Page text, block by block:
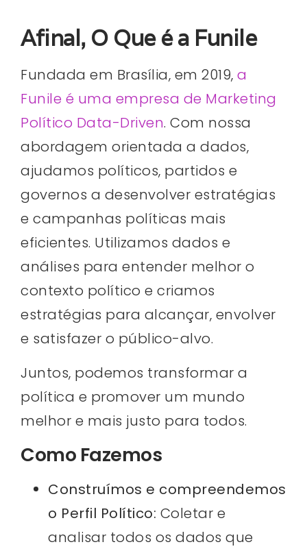
Afinal, O Que é a Funile
Fundada em Brasília, em 2019, a
Funile é uma empresa de Marketing
Político Data-Driven. Com nossa
abordagem orientada a dados,
ajudamos políticos, partidos e
governos a desenvolver estratégias
e campanhas políticas mais
eficientes. Utilizamos dados e
análises para entender melhor o
contexto político e criamos
estratégias para alcançar, envolver
e satisfazer o público-alvo.
Juntos, podemos transformar a
política e promover um mundo
melhor e mais justo para todos.
Como Fazemos
Construímos e compreendemos
o Perfil Político: Coletar e
analisar todos os dados que